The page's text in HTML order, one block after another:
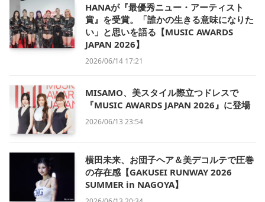
HANAが『最優秀ニュー・アーティスト
賞』を受賞。「誰かの生きる意味になりた
い」と思いを語る【MUSIC AWARDS
JAPAN 2026】
2026/06/14 17:21
MISAMO、美スタイル際立つドレスで
『MUSIC AWARDS JAPAN 2026』に登場
2026/06/13 23:54
横田未来、お団子ヘア＆美デコルテで圧巻
の存在感【GAKUSEI RUNWAY 2026
SUMMER in NAGOYA】